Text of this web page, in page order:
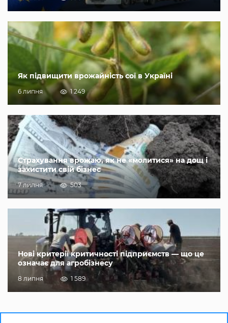
Як підвищити врожайність сої в Україні
6 липня 1 249
Страхування врожаю, як не «молитися» на дощ і
захистити свій бізнес
7 липня 503
Нові критерії критичності підприємств — що це
означає для агробізнесу
8 липня 1 589